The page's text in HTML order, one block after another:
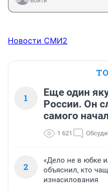
Новости СМИ2
1
Еще один
России. Он
самого
1 621
2
«Дело не в юбке
объяснил, кто
изнасилования